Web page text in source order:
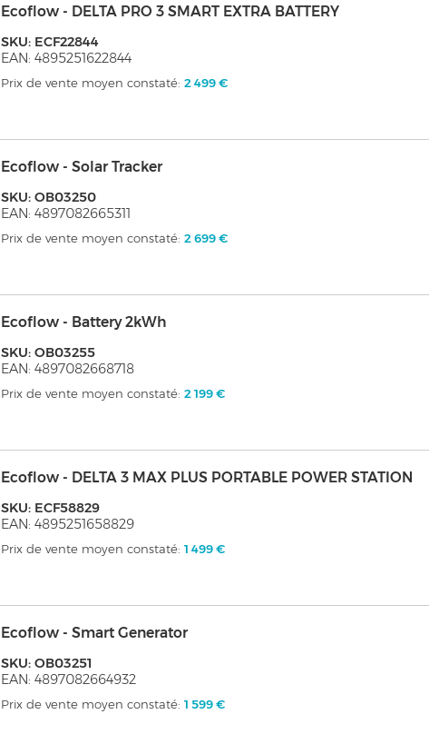
Ecoflow - DELTA PRO 3 SMART EXTRA BATTERY
SKU: ECF22844
EAN: 4895251622844
Prix de vente moyen constaté:2 499 €
Ecoflow - Solar Tracker
SKU: OB03250
EAN: 4897082665311
Prix de vente moyen constaté:2 699 €
Ecoflow - Battery 2kWh
SKU: OB03255
EAN: 4897082668718
Prix de vente moyen constaté:2 199 €
Ecoflow - DELTA 3 MAX PLUS PORTABLE POWER STATION
SKU: ECF58829
EAN: 4895251658829
Prix de vente moyen constaté:1 499 €
Ecoflow - Smart Generator
SKU: OB03251
EAN: 4897082664932
Prix de vente moyen constaté:1 599 €